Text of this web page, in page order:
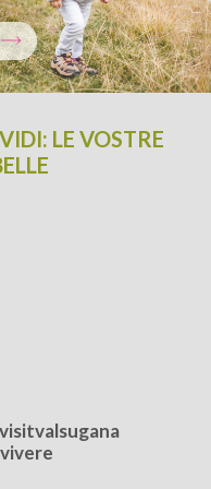
LE VOSTRE